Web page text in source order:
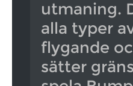
utmaning.
alla typer
flygande
sätter